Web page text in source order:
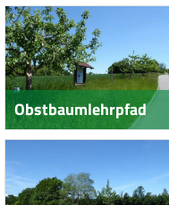
Obstbaumlehrpfad